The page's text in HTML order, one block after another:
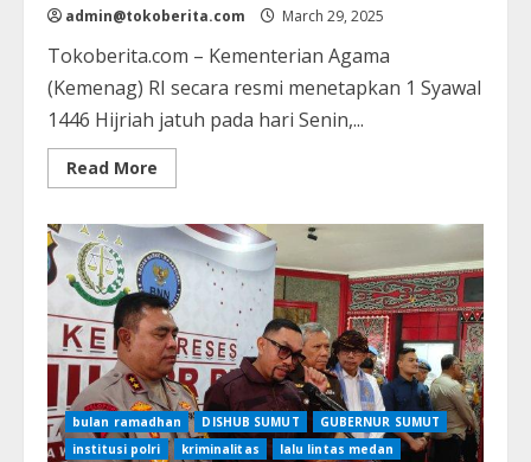
admin@tokoberita.com March 29, 2025
Tokoberita.com – Kementerian Agama
(Kemenag) RI secara resmi menetapkan 1 Syawal
1446 Hijriah jatuh pada hari Senin,...
Read More
more
Tetapkan
1
Syawal
1446
H
Jatuh
pada
31
Maret
2025
bulan ramadhan DISHUB SUMUT
GUBERNUR SUMUT
institusi polri
kriminalitas
lalu lintas medan